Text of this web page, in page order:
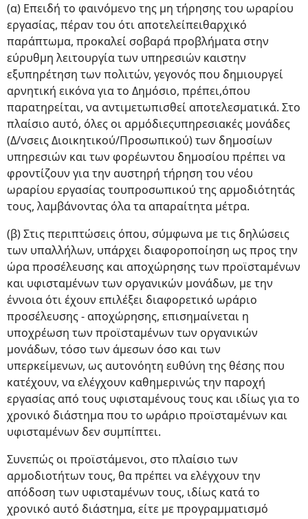
(α) Επειδή το φαινόμενο της μη τήρησης του ωραρίου
εργασίας, πέραν του ότι αποτελείπειθαρχικό
παράπτωμα, προκαλεί σοβαρά προβλήματα στην
εύρυθμη λειτουργία των υπηρεσιών καιστην
εξυπηρέτηση των πολιτών, γεγονός που δημιουργεί
αρνητική εικόνα για το Δημόσιο, πρέπει,όπου
παρατηρείται, να αντιμετωπισθεί αποτελεσματικά. Στο
πλαίσιο αυτό, όλες οι αρμόδιεςυπηρεσιακές μονάδες
(Δ/νσεις Διοικητικού/Προσωπικού) των δημοσίων
υπηρεσιών και των φορέωντου δημοσίου πρέπει να
φροντίζουν για την αυστηρή τήρηση του νέου
ωραρίου εργασίας τουπροσωπικού της αρμοδιότητάς
τους, λαμβάνοντας όλα τα απαραίτητα μέτρα.
(β) Στις περιπτώσεις όπου, σύμφωνα με τις δηλώσεις
των υπαλλήλων, υπάρχει διαφοροποίηση ως προς την
ώρα προσέλευσης και αποχώρησης των προϊσταμένων
και υφισταμένων των οργανικών μονάδων, με την
έννοια ότι έχουν επιλέξει διαφορετικό ωράριο
προσέλευσης - αποχώρησης, επισημαίνεται η
υποχρέωση των προϊσταμένων των οργανικών
μονάδων, τόσο των άμεσων όσο και των
υπερκείμενων, ως αυτονόητη ευθύνη της θέσης που
κατέχουν, να ελέγχουν καθημερινώς την παροχή
εργασίας από τους υφισταμένους τους και ιδίως για το
χρονικό διάστημα που το ωράριο προϊσταμένων και
υφισταμένων δεν συμπίπτει.
Συνεπώς οι προϊστάμενοι, στο πλαίσιο των
αρμοδιοτήτων τους, θα πρέπει να ελέγχουν την
απόδοση των υφισταμένων τους, ιδίως κατά το
χρονικό αυτό διάστημα, είτε με προγραμματισμό